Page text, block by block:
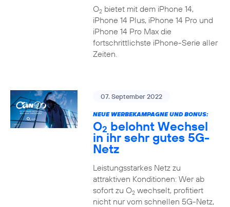
O2bietet mit dem iPhone 14,
iPhone 14 Plus, iPhone 14 Pro und
iPhone 14 Pro Max die
fortschrittlichste iPhone-Serie aller
Zeiten.
07. September 2022
NEUE WERBEKAMPAGNE UND BONUS:
O2 belohnt Wechsel
in ihr sehr gutes 5G-
Netz
Leistungsstarkes Netz zu
attraktiven Konditionen: Wer ab
sofort zu O2wechselt, profitiert
nicht nur vom schnellen 5G-Netz,